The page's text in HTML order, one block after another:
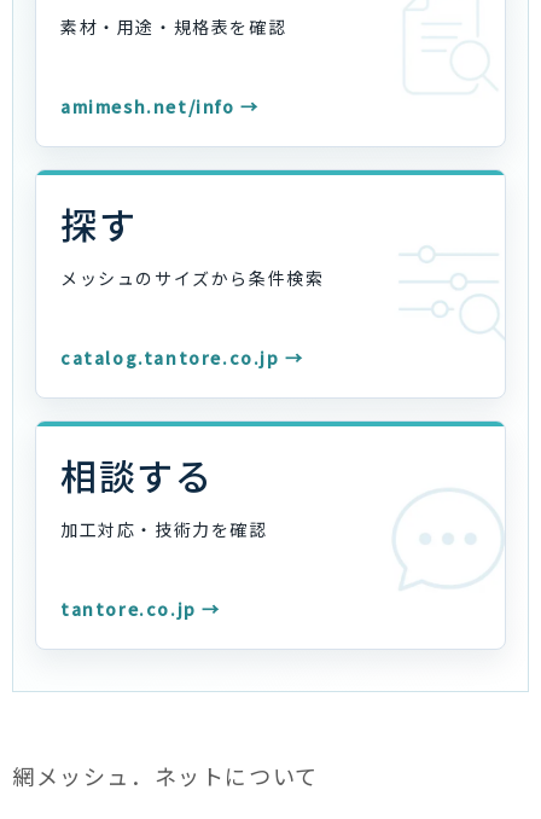
素材・用途・規格表を確認
amimesh.net/info →
探す
メッシュのサイズから 条件検索
catalog.tantore.co.jp →
相談する
加工対応・技術力を確認
tantore.co.jp →
網メッシュ．ネットについて